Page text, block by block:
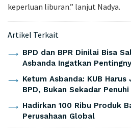
keperluan liburan.” lanjut Nadya.
Artikel Terkait
BPD dan BPR Dinilai Bisa
Asbanda Ingatkan
Ketum Asbanda: KUB
BPD, Bukan Sekadar
Hadirkan 100 Ribu Produk
Perusahaan Global